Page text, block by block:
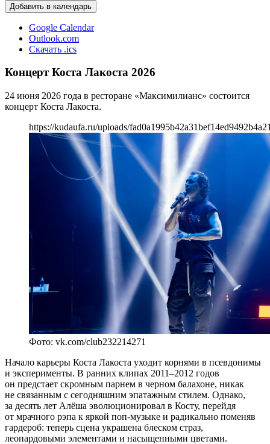
Добавить в календарь
Google Calendar
Outlook.com
Скачать .ics
Концерт Коста Лакоста 2026
24 июня 2026 года в ресторане «Максимилианс» состоится
концерт Коста Лакоста.
https://kudaufa.ru/uploads/
Фото: vk.com/club232214271
Начало карьеры Коста Лакоста уходит корнями в псевдонимы
и эксперименты. В ранних клипах 2011–2012 годов
он предстает скромным парнем в черном балахоне, никак
не связанным с сегодняшним эпатажным стилем. Однако,
за десять лет Алёша эволюционировал в Косту, перейдя
от мрачного рэпа к яркой поп-музыке и радикально поменяв
гардероб: теперь сцена украшена блеском страз,
леопардовыми элементами и насыщенными цветами.